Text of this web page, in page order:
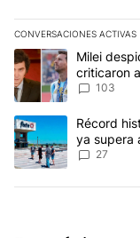
CONVERSACIONES ACTIVAS
Este listado muestra
Un artículo de
Milei
criticaron
anti-Messi”
103
Un artículo deRécord
ya supera
27